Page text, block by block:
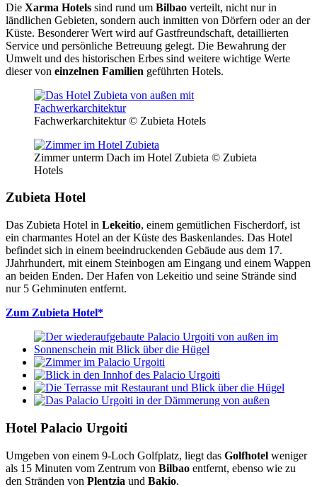
Die Xarma Hotels sind rund um Bilbao verteilt, nicht nur in
ländlichen Gebieten, sondern auch inmitten von Dörfern oder an der
Küste. Besonderer Wert wird auf Gastfreundschaft, detaillierten
Service und persönliche Betreuung gelegt. Die Bewahrung der
Umwelt und des historischen Erbes sind weitere wichtige Werte
dieser von einzelnen Familien geführten Hotels.
Fachwerkarchitektur © Zubieta Hotels
Zimmer unterm Dach im Hotel Zubieta © Zubieta
Hotels
Zubieta Hotel
Das Zubieta Hotel in Lekeitio, einem gemütlichen Fischerdorf, ist
ein charmantes Hotel an der Küste des Baskenlandes. Das Hotel
befindet sich in einem beeindruckenden Gebäude aus dem 17.
JJahrhundert, mit einem Steinbogen am Eingang und einem Wappen
an beiden Enden. Der Hafen von Lekeitio und seine Strände sind
nur 5 Gehminuten entfernt.
Zum Zubieta Hotel*
Hotel Palacio Urgoiti
Umgeben von einem 9-Loch Golfplatz, liegt das Golfhotel weniger
als 15 Minuten vom Zentrum von Bilbao entfernt, ebenso wie zu
den Stränden von Plentzia und Bakio.